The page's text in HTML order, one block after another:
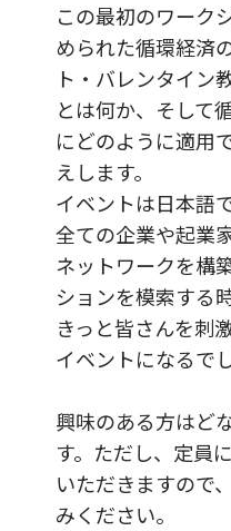
この最初のワーク
められた循環経済
ト・バレンタイン
とは何か、そして
にどのように適用
えします。
イベントは日本語
全ての企業や起業
ネットワークを構
ションを模索する
きっと皆さんを刺
イベントになるで
興味のある方はど
す。ただし、定員
いただきますので
みください。